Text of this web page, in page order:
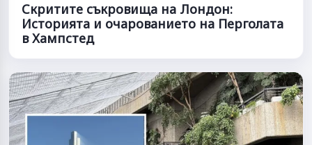
Скритите съкровища на Лондон:
Историята и очарованието на Перголата
в Хампстед